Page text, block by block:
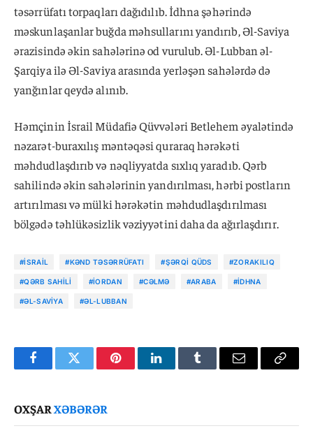
təsərrüfatı torpaqları dağıdılıb. İdhna şəhərində
məskunlaşanlar buğda məhsullarını yandırıb, Əl-Saviya
ərazisində əkin sahələrinə od vurulub. Əl-Lubban əl-
Şarqiya ilə Əl-Saviya arasında yerləşən sahələrdə də
yanğınlar qeydə alınıb.
Həmçinin İsrail Müdafiə Qüvvələri Betlehem əyalətində
nəzarət-buraxılış məntəqəsi quraraq hərəkəti
məhdudlaşdırıb və nəqliyyatda sıxlıq yaradıb. Qərb
sahilində əkin sahələrinin yandırılması, hərbi postların
artırılması və mülki hərəkətin məhdudlaşdırılması
bölgədə təhlükəsizlik vəziyyətini daha da ağırlaşdırır.
#İSRAIL #KƏND TƏSƏRRÜFATI #ŞƏRQI QÜDS #ZORAKILIQ
#QƏRB SAHILI #İORDAN #CƏLMƏ #ARABA #İDHNA
#ƏL-SAVIYA #ƏL-LUBBAN
FacebookTwitter PinterestLinkedInTumblr Email
Copy
OXŞARXƏBƏRƏR